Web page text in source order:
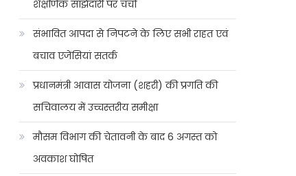
शैक्षणिक साझेदारी पर चर्चा
संभावित आपदा से निपटने के लिए सभी राहत एवं
बचाव एजेंसियां सतर्क
प्रधानमंत्री आवास योजना (शहरी) की प्रगति की
सचिवालय में उच्चस्तरीय समीक्षा
मौसम विभाग की चेतावनी के बाद 6 अगस्त को
अवकाश घोषित